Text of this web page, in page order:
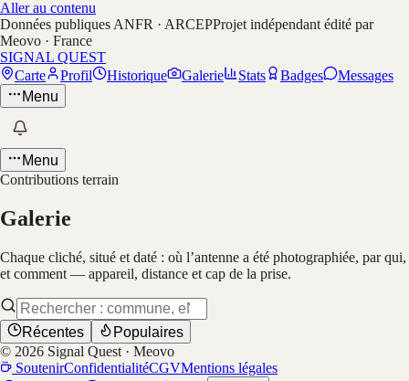
Aller au contenu
Données publiques ANFR · ARCEPProjet indépendant édité par
Meovo · France
SIGNAL QUEST
Carte
Profil Historique Galerie Stats Badges
Messages
Menu
Menu
Contributions terrain
Galerie
Chaque cliché, situé et daté : où l’antenne a été photographiée, par qui,
et comment — appareil, distance et cap de la prise.
Récentes
Populaires
© 2026 Signal Quest · Meovo
SoutenirConfidentialitéCGVMentions légales